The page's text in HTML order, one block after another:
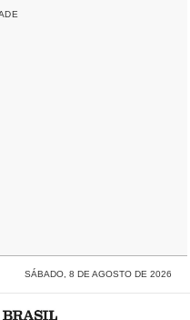
SÁBADO, 8 DE AGOSTO DE 2026